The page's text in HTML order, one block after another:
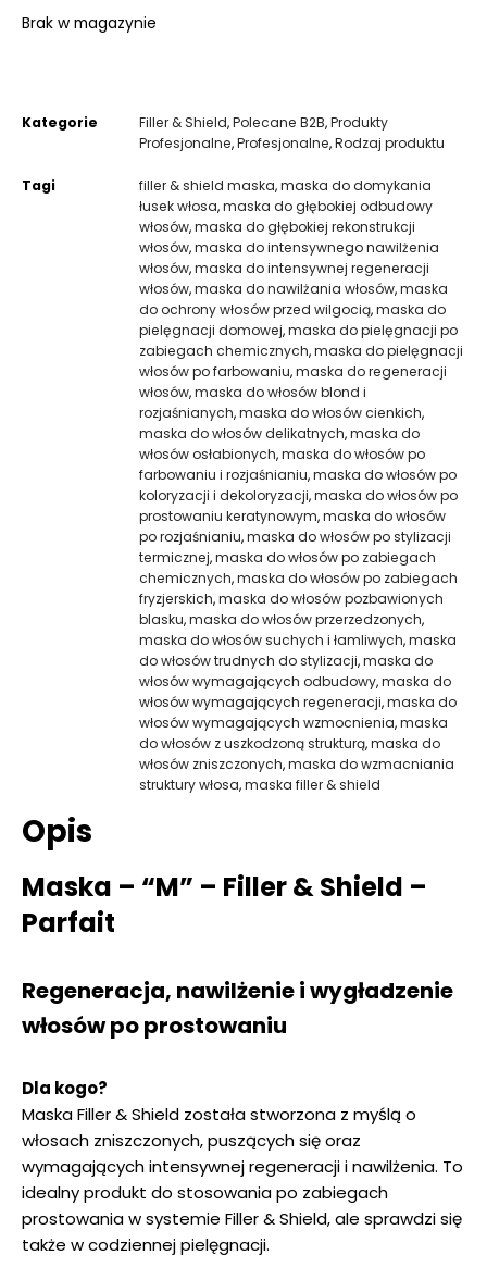
Brak w magazynie
Kategorie Filler & Shield,Polecane B2B,Produkty
Profesjonalne,Profesjonalne,Rodzaj produktu
Tagi filler & shield maska,maska do domykania
łusek włosa,maska do głębokiej odbudowy
włosów,maska do głębokiej rekonstrukcji
włosów,maska do intensywnego nawilżenia
włosów,maska do intensywnej regeneracji
włosów,maska do nawilżania włosów,maska
do ochrony włosów przed wilgocią,maska do
pielęgnacji domowej,maska do pielęgnacji po
zabiegach chemicznych,maska do pielęgnacji
włosów po farbowaniu,maska do regeneracji
włosów,maska do włosów blond i
rozjaśnianych,maska do włosów cienkich,
maska do włosów delikatnych,maska do
włosów osłabionych,maska do włosów po
farbowaniu i rozjaśnianiu,maska do włosów po
koloryzacji i dekoloryzacji,maska do włosów po
prostowaniu keratynowym,maska do włosów
po rozjaśnianiu,maska do włosów po stylizacji
termicznej,maska do włosów po zabiegach
chemicznych,maska do włosów po zabiegach
fryzjerskich,maska do włosów pozbawionych
blasku,maska do włosów przerzedzonych,
maska do włosów suchych i łamliwych,maska
do włosów trudnych do stylizacji,maska do
włosów wymagających odbudowy,maska do
włosów wymagających regeneracji,maska do
włosów wymagających wzmocnienia,maska
do włosów z uszkodzoną strukturą,maska do
włosów zniszczonych,maska do wzmacniania
struktury włosa,maska filler & shield
Opis
Maska – “M” – Filler & Shield –
Parfait
Regeneracja, nawilżenie i wygładzenie
włosów po prostowaniu
Dla kogo?
Maska Filler & Shield została stworzona z myślą o
włosach zniszczonych, puszących się oraz
wymagających intensywnej regeneracji i nawilżenia. To
idealny produkt do stosowania po zabiegach
prostowania w systemie Filler & Shield, ale sprawdzi się
także w codziennej pielęgnacji.